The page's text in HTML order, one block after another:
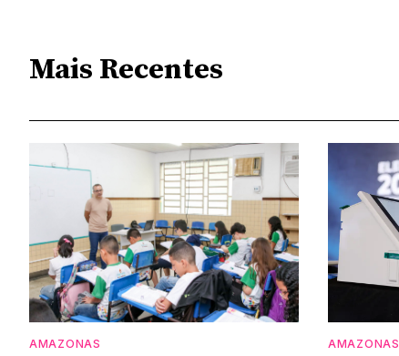
Mais Recentes
AMAZONAS AMAZONAS